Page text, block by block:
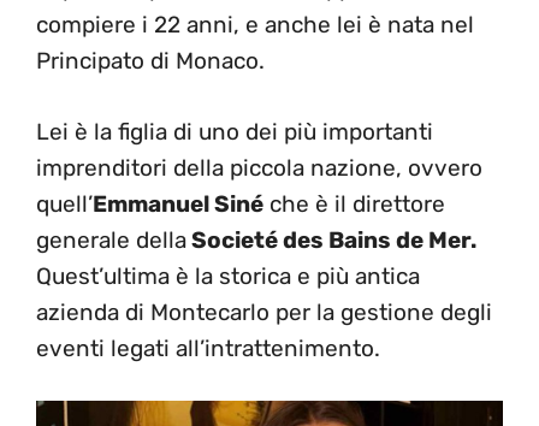
compiere i 22 anni, e anche lei è nata nel
Principato di Monaco.
Lei è la figlia di uno dei più importanti
imprenditori della piccola nazione, ovvero
quell’Emmanuel Siné che è il direttore
generale dellaSocieté des Bains de Mer.
Quest’ultima è la storica e più antica
azienda di Montecarlo per la gestione degli
eventi legati all’intrattenimento.